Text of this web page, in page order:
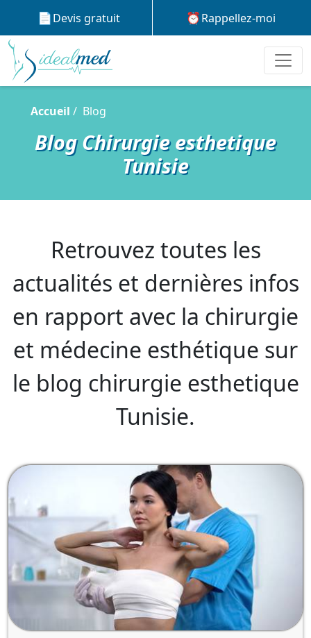
Devis gratuit Rappellez-moi
Accueil Blog
Blog Chirurgie esthetique
Tunisie
Retrouvez toutes les
actualités et dernières infos
en rapport avec la chirurgie
et médecine esthétique sur
le blog chirurgie esthetique
Tunisie.